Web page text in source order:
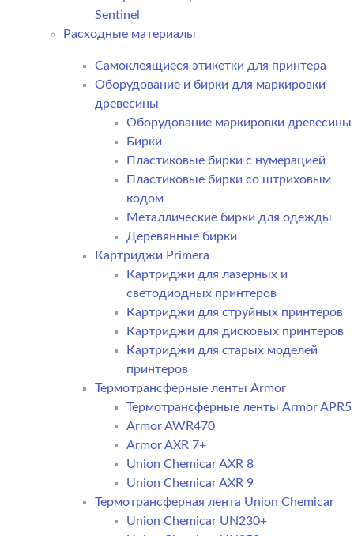
Sentinel
Расходные материалы
Самоклеящиеся этикетки для принтера
Оборудование и бирки для маркировки
древесины
Оборудование маркировки древесины
Бирки
Пластиковые бирки с нумерацией
Пластиковые бирки со штриховым
кодом
Металлические бирки для одежды
Деревянные бирки
Картриджи Primera
Картриджи для лазерных и
светодиодных принтеров
Картриджи для струйных принтеров
Картриджи для дисковых принтеров
Картриджи для старых моделей
принтеров
Термотрансферные ленты Armor
Термотрансферные ленты Armor APR5
Armor AWR470
Armor AXR 7+
Union Chemicar AXR 8
Union Chemicar AXR 9
Термотрансферная лента Union Chemicar
Union Chemicar UN230+